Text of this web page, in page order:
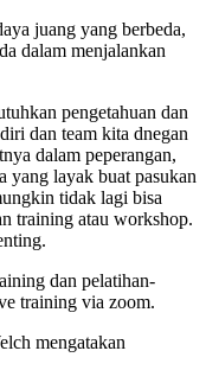
juang yang berbeda,
dalam menjalankan
pengetahuan dan
dan team kita dnegan
dalam peperangan,
yang layak buat pasukan
tidak lagi bisa
training atau workshop.
dan pelatihan-
training via zoom.
mengatakan